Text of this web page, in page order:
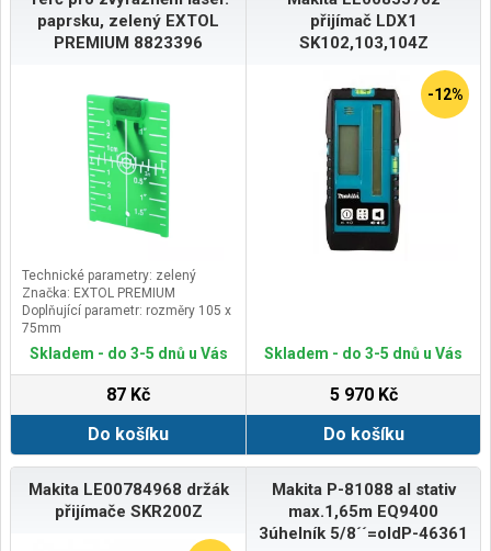
paprsku, zelený EXTOL
PREMIUM 8823396
Technické parametry: zelený
Značka: EXTOL PREMIUM
Doplňující parametr: rozměry 105 x
75mm
Skladem - do 3-5 dnů u Vás
87 Kč
Do košíku
přijímač LDX1
SK102,103,104Z
-12%
Skladem - do 3-5 dnů u Vás
5 970 Kč
Do košíku
Makita LE00784968 držák
přijímače SKR200Z
Makita P-81088 al stativ
max.1,65m EQ9400
3úhelník 5/8´´=oldP-46361